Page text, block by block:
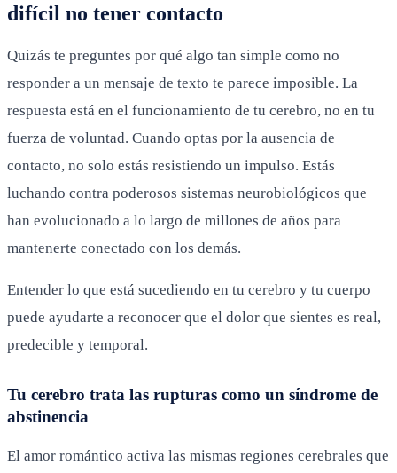
difícil no tener contacto
Quizás te preguntes por qué algo tan simple como no
responder a un mensaje de texto te parece imposible. La
respuesta está en el funcionamiento de tu cerebro, no en tu
fuerza de voluntad. Cuando optas por la ausencia de
contacto, no solo estás resistiendo un impulso. Estás
luchando contra poderosos sistemas neurobiológicos que
han evolucionado a lo largo de millones de años para
mantenerte conectado con los demás.
Entender lo que está sucediendo en tu cerebro y tu cuerpo
puede ayudarte a reconocer que el dolor que sientes es real,
predecible y temporal.
Tu cerebro trata las rupturas como un síndrome de
abstinencia
El amor romántico activa las mismas regiones cerebrales que